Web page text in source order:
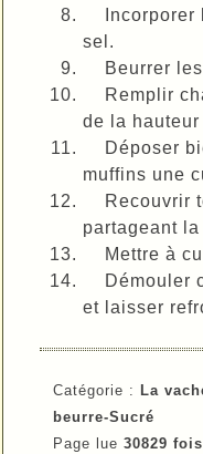
Incorporer
sel.
Beurrer les
Remplir
de la hauteur
Déposer
muffins une
Recouvrir
partageant
Mettre à
Démouler
et laisser
Catégorie : La
beurre-Sucré
Page lue 30829 fois